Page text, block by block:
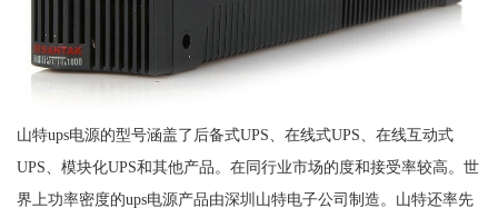
山特ups电源的型号涵盖了后备式UPS、在线式UPS、在线互动式
UPS、模块化UPS和其他产品。在同行业市场的度和接受率较高。世
界上功率密度的ups电源产品由深圳山特电子公司制造。山特还率先